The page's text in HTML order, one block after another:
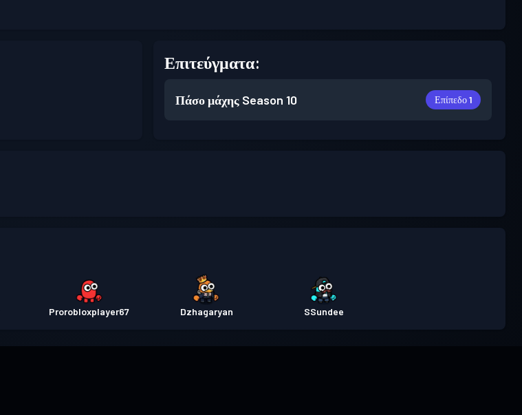
Επιτεύγματα:
Πάσο μάχης Season 10 Επίπεδο 1
Prorobloxplayer67 Dzhagaryan SSundee